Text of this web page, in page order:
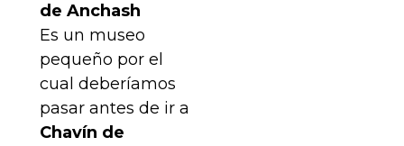
de Anchash
Es un museo
pequeño por el
cual deberíamos
pasar antes de ir a
Chavín de